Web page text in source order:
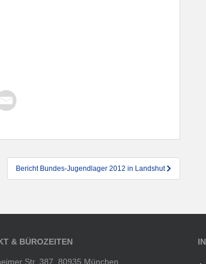
Bericht Bundes-Jugendlager 2012 in Landshut
& BÜROZEITEN
Str. 387, 80935 München